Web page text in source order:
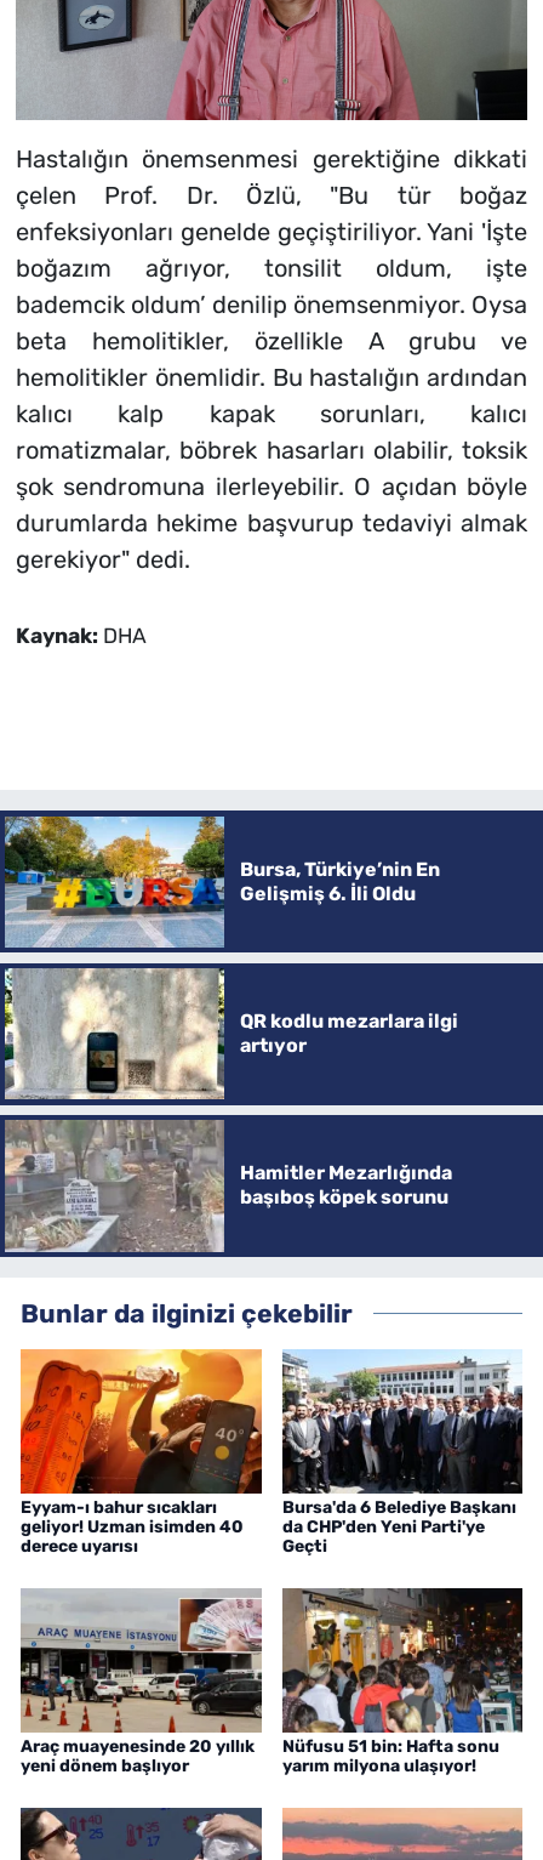
Hastalığın önemsenmesi gerektiğine dikkati
çelen Prof. Dr. Özlü, "Bu tür boğaz
enfeksiyonları genelde geçiştiriliyor. Yani 'İşte
boğazım ağrıyor, tonsilit oldum, işte
bademcik oldum’ denilip önemsenmiyor. Oysa
beta hemolitikler, özellikle A grubu ve
hemolitikler önemlidir. Bu hastalığın ardından
kalıcı kalp kapak sorunları, kalıcı
romatizmalar, böbrek hasarları olabilir, toksik
şok sendromuna ilerleyebilir. O açıdan böyle
durumlarda hekime başvurup tedaviyi almak
gerekiyor" dedi.
Kaynak: DHA
Bursa, Türkiye’nin En
Gelişmiş 6. İli Oldu
QR kodlu mezarlara ilgi
artıyor
Hamitler Mezarlığında
başıboş köpek sorunu
Bunlar da ilginizi çekebilir
Eyyam-ı bahur sıcakları
geliyor! Uzman isimden 40
derece uyarısı
Bursa'da 6 Belediye Başkanı
da CHP'den Yeni Parti'ye
Geçti
Araç muayenesinde 20 yıllık
yeni dönem başlıyor
Nüfusu 51 bin: Hafta sonu
yarım milyona ulaşıyor!